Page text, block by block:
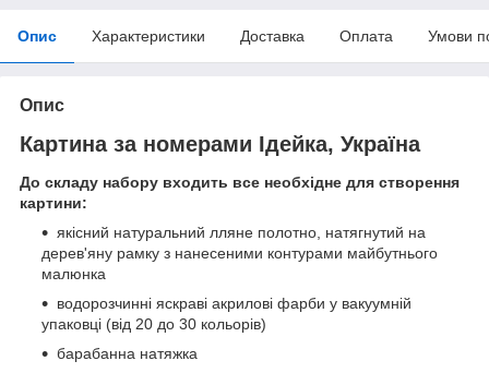
Опис Характеристики Доставка Оплата Умови
Опис
Картина за номерами Ідейка, Україна
До складу набору входить все необхідне для створення
картини:
якісний натуральний лляне полотно, натягнутий на
дерев'яну рамку з нанесеними контурами майбутнього
малюнка
водорозчинні яскраві акрилові фарби у вакуумній
упаковці (від 20 до 30 кольорів)
барабанна натяжка